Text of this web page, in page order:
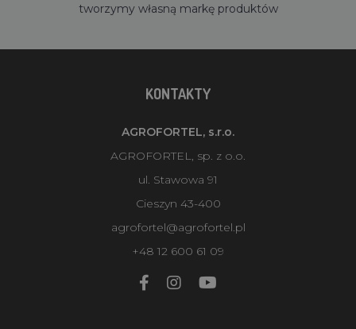
tworzymy własną markę produktów
KONTAKTY
AGROFORTEL, s.r.o.
AGROFORTEL, sp. z o.o.
ul. Stawowa 91
Cieszyn 43-400
agrofortel@agrofortel.pl
+48 12 600 61 09